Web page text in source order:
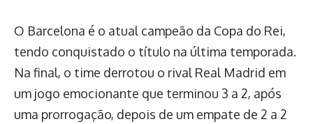
O Barcelona é o atual campeão da Copa do Rei,
tendo conquistado o título na última temporada.
Na final, o time derrotou o rival Real Madrid em
um jogo emocionante que terminou 3 a 2, após
uma prorrogação, depois de um empate de 2 a 2